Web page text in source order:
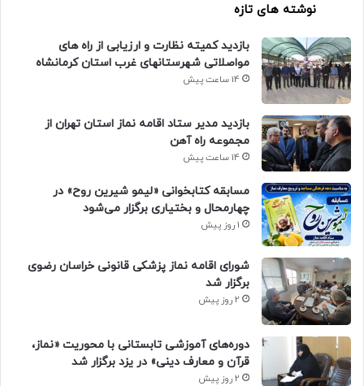
نوشته های تازه
بازدید کمیته نظارت و ارزیابی از راه های
مواصلاتی شهرستانهای غرب استان کرمانشاه
14 ساعت پیش
بازدید مدیر ستاد اقامه نماز استان تهران از
مجموعه راه آهن
14 ساعت پیش
مسابقه کتابخوانی «لیمو شیرین روح» در
چهارمحال و بختیاری برگزار می‌شود
1 روز پیش
شورای اقامه نماز پزشکی قانونی خراسان رضوی
برگزار شد
2 روز پیش
دوره‌های آموزشی تابستانی با محوریت «نماز،
قرآن و معارف دینی» در یزد برگزار شد
2 روز پیش